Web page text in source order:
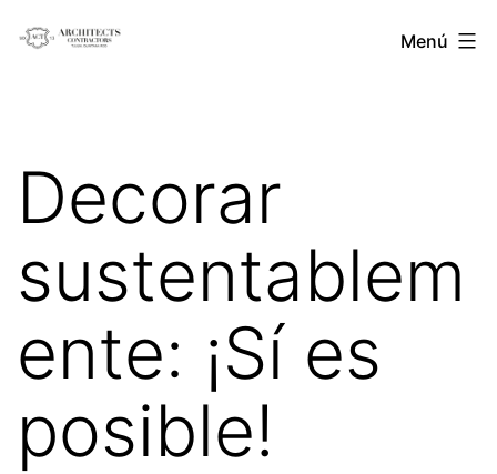
Architects
Menú
Decorar
sustentablem
ente: ¡Sí es
posible!